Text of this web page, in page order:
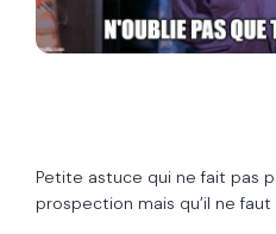
Petite astuce qui ne fait pas
prospection mais qu’il ne